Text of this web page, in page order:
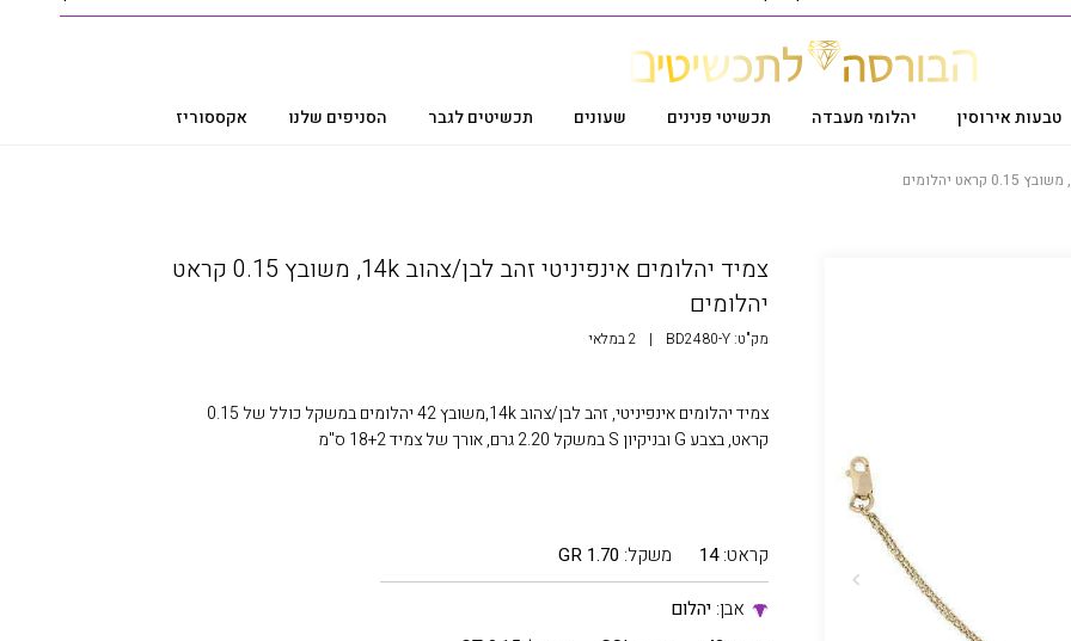
טבעות אירוסין יהלומי מעבדה תכשיטי פנינים שעונים תכשיטים לגבר הסניפים שלנו אקססוריז
צמיד יהלומים אינפיניטי זהב לבן/צהוב 14k, משובץ 0.15 קראט
יהלומים
מק"ט:BD2480-Y
| 2 במלאי
צמיד יהלומים אינפיניטי, זהב לבן/צהוב 14k,משובץ 42 יהלומים במשקל כולל של 0.15
קראט, בצבע G ובניקיון S במשקל 2.20 גרם,
אורך של צמיד 18+2 ס"מ
קראט:14 משקל: 1.70 GR
אבן:יהלום